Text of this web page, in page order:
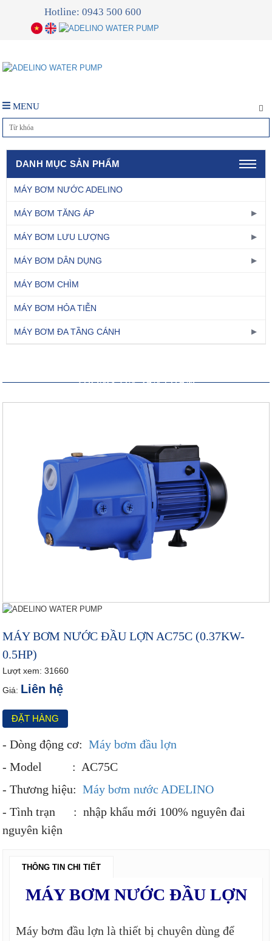
Hotline: 0943 500 600
MENU
DANH MỤC SẢN PHẨM
MÁY BƠM NƯỚC ADELINO
MÁY BƠM TĂNG ÁP
MÁY BƠM LƯU LƯỢNG
MÁY BƠM DÂN DỤNG
MÁY BƠM CHÌM
MÁY BƠM HỎA TIỄN
MÁY BƠM ĐA TẦNG CÁNH
THÔNG TIN SẢN PHẨM
MÁY BƠM NƯỚC ĐẦU LỢN AC75C (0.37KW-
0.5HP)
Lượt xem: 31660
Giá: Liên hệ
ĐẶT HÀNG
- Dòng động cơ:Máy bơm đầu lợn
- Model : AC75C
- Thương hiệu:Máy bơm nước ADELINO
- Tình trạn : nhập khẩu mới 100% nguyên đai
nguyên kiện
THÔNG TIN CHI TIẾT
MÁY BƠM NƯỚC ĐẦU LỢN
Máy bơm đầu lợn là thiết bị chuyên dùng để